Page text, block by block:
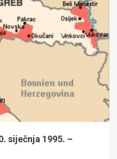
siječnja 1995. –